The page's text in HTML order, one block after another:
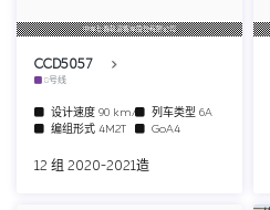
中车长春轨道客车股份有限公司
CCD5057
8号线
设计速度 90 km/h 列车类型 6A
编组形式 4M2T GoA4
12 组 2020-2021造